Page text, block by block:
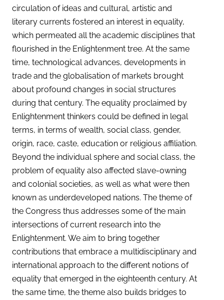
circulation of ideas and cultural, artistic and
literary currents fostered an interest in equality,
which permeated all the academic disciplines that
flourished in the Enlightenment tree. At the same
time, technological advances, developments in
trade and the globalisation of markets brought
about profound changes in social structures
during that century. The equality proclaimed by
Enlightenment thinkers could be defined in legal
terms, in terms of wealth, social class, gender,
origin, race, caste, education or religious affiliation.
Beyond the individual sphere and social class, the
problem of equality also affected slave-owning
and colonial societies, as well as what were then
known as underdeveloped nations. The theme of
the Congress thus addresses some of the main
intersections of current research into the
Enlightenment. We aim to bring together
contributions that embrace a multidisciplinary and
international approach to the different notions of
equality that emerged in the eighteenth century. At
the same time, the theme also builds bridges to